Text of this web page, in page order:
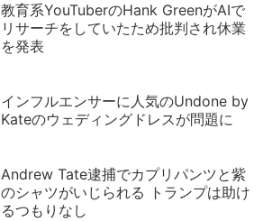
教育系YouTuberのHank GreenがAIで
リサーチをしていたため批判され休業
を発表
インフルエンサーに人気のUndone by
Kateのウェディングドレスが問題に
Andrew Tate逮捕でカプリパンツと紫
のシャツがいじられる トランプは助け
るつもりなし